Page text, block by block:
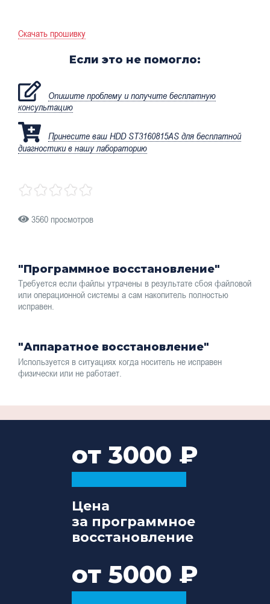
Скачать прошивку
Если это не помогло:
Опишите проблему и получите бесплатную
консультацию
Принесите ваш HDD ST3160815AS для бесплатной
диагностики в нашу лабораторию
3560 просмотров
"Программное восстановление"
Требуется если файлы утрачены в результате сбоя файловой
или операционной системы а сам накопитель полностью
исправен.
"Аппаратное восстановление"
Используется в ситуациях когда носитель не исправен
физически или не работает.
от 3000
Цена
за программное
восстановление
от 5000